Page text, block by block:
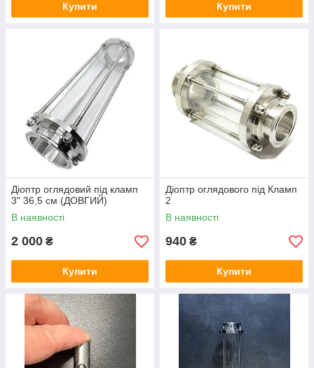
Купити Купити
Діоптр оглядовий під кламп
3" 36,5 см (ДОВГИЙ)
В наявності
2 000 ₴
Купити
Діоптр оглядового під Кламп
2
В наявності
940 ₴
Купити